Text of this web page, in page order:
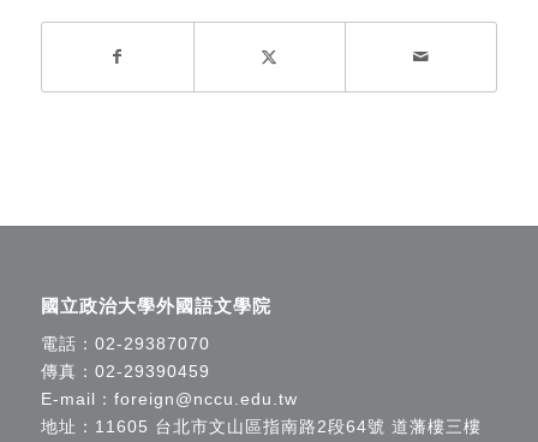
國立政治大學外國語文學院
電話： 02-29387070
傳真：02-29390459
E-mail： foreign@nccu.edu.tw
地址：11605 台北市文山區指南路2段64號 道藩樓三樓